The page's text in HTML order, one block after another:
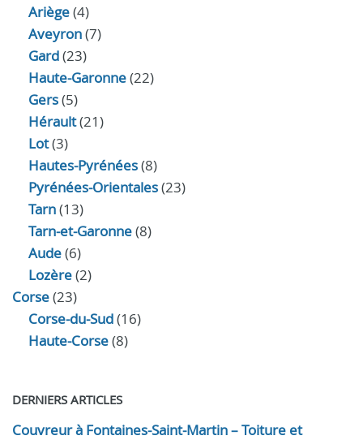
Ariège(4)
Aveyron(7)
Gard(23)
Haute-Garonne(22)
Gers(5)
Hérault(21)
Lot(3)
Hautes-Pyrénées(8)
Pyrénées-Orientales(23)
Tarn(13)
Tarn-et-Garonne(8)
Aude(6)
Lozère(2)
Corse(23)
Corse-du-Sud(16)
Haute-Corse(8)
DERNIERS ARTICLES
Couvreur à Fontaines-Saint-Martin – Toiture et